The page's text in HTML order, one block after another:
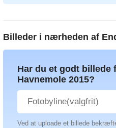
Billeder i nærheden af
Har du et godt billede
Havnemole 2015?
Ved at uploade et billede